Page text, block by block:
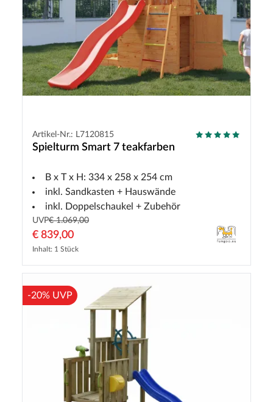
Artikel-Nr.: L7120815
Spielturm Smart 7 teakfarben
B x T x H: 334 x 258 x 254 cm
inkl. Sandkasten + Hauswände
inkl. Doppelschaukel + Zubehör
UVP€ 1.069,00
€ 839,00
Inhalt: 1 Stück
-20% UVP